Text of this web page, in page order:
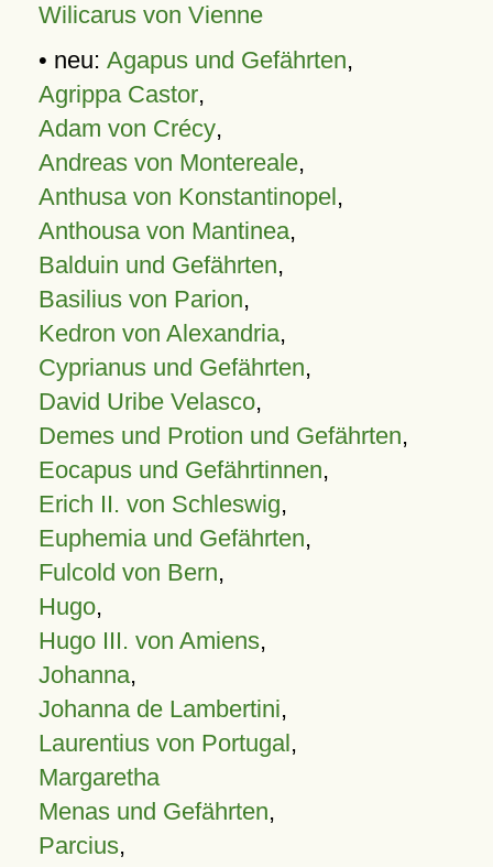
Wilicarus von Vienne
• neu: Agapus und Gefährten,
Agrippa Castor,
Adam von Crécy,
Andreas von Montereale,
Anthusa von Konstantinopel,
Anthousa von Mantinea,
Balduin und Gefährten,
Basilius von Parion,
Kedron von Alexandria,
Cyprianus und Gefährten,
David Uribe Velasco,
Demes und Protion und Gefährten,
Eocapus und Gefährtinnen,
Erich II. von Schleswig,
Euphemia und Gefährten,
Fulcold von Bern,
Hugo,
Hugo III. von Amiens,
Johanna,
Johanna de Lambertini,
Laurentius von Portugal,
Margaretha
Menas und Gefährten,
Parcius,